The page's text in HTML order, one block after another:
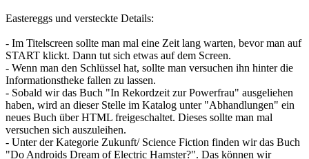
Eastereggs und versteckte Details:
- Im Titelscreen sollte man mal eine Zeit lang warten, bevor man auf
START klickt. Dann tut sich etwas auf dem Screen.
- Wenn man den Schlüssel hat, sollte man versuchen ihn hinter die
Informationstheke fallen zu lassen.
- Sobald wir das Buch "In Rekordzeit zur Powerfrau" ausgeliehen
haben, wird an dieser Stelle im Katalog unter "Abhandlungen" ein
neues Buch über HTML freigeschaltet. Dieses sollte man mal
versuchen sich auszuleihen.
- Unter der Kategorie Zukunft/ Science Fiction finden wir das Buch
"Do Androids Dream of Electric Hamster?". Das können wir